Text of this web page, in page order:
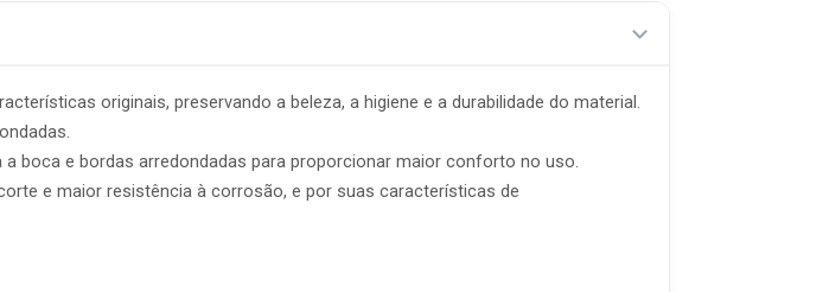
11x R$ 20,04 sem juros
originais, preservando a beleza, a higiene e a durabilidade do material.
boca e bordas arredondadas para proporcionar maior conforto no uso.
e maior resistência à corrosão, e por suas características de